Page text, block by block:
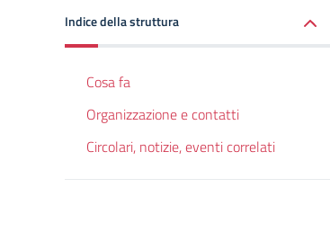
Indice della struttura
Cosa fa
Organizzazione e contatti
Circolari, notizie, eventi correlati